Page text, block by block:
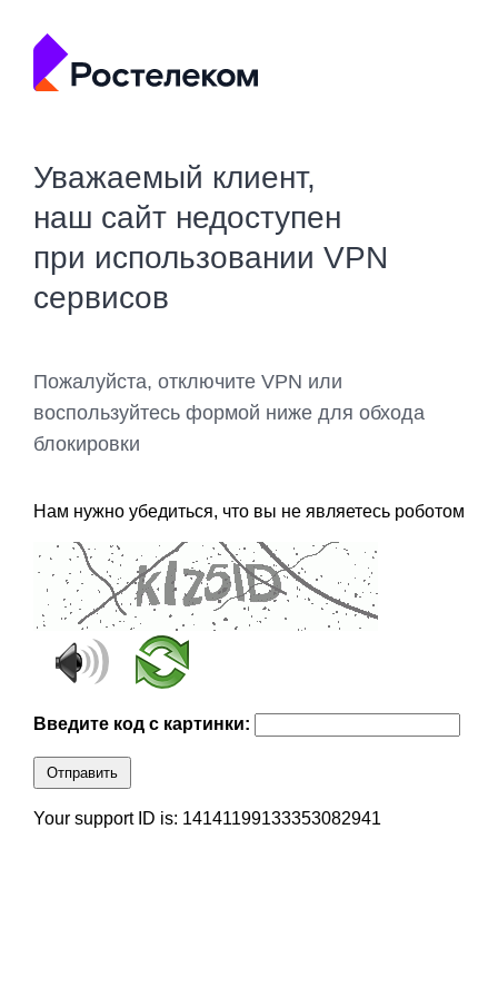
Уважаемый клиент,
наш сайт недоступен
при использовании VPN
сервисов
Пожалуйста, отключите VPN или
воспользуйтесь формой ниже для обхода
блокировки
Нам нужно убедиться, что вы не являетесь роботом
Введите код с картинки:
Отправить
Your support ID is: 14141199133353082941